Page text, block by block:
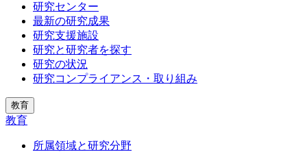
研究センター
最新の研究成果
研究支援施設
研究と研究者を探す
研究の状況
研究コンプライアンス・取り組み
教育
教育
所属領域と研究分野